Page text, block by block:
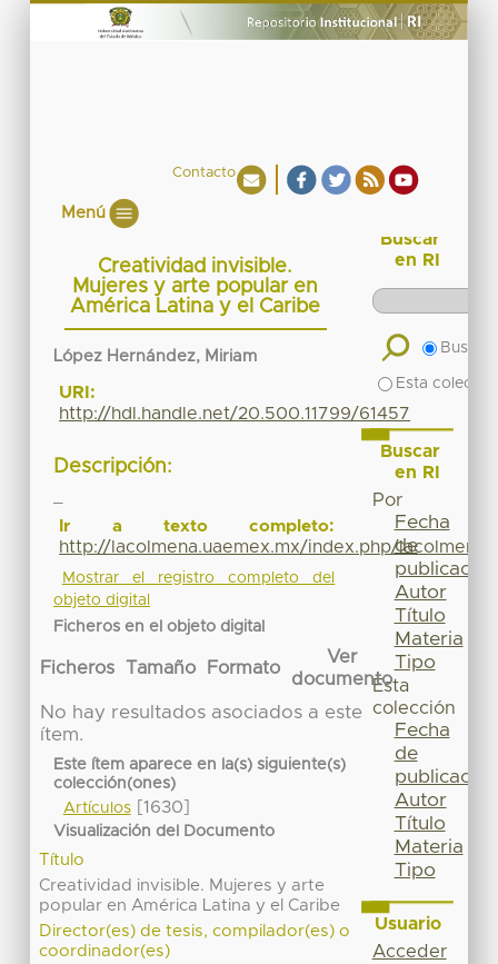
Contacto
Menú
Creatividad invisible.
Mujeres y arte popular en
América Latina y el Caribe
López Hernández, Miriam
URI:
http://hdl.handle.net/20.500.11799/61457
Descripción:
Ir a texto completo:
http://lacolmena.uaemex.mx/index.php/
Mostrar el registro completo del
objeto digital
Ficheros en el objeto digital
Ficheros Tamaño Formato
Ver
documento
No hay resultados asociados a este
ítem.
Este ítem aparece en la(s) siguiente(s)
colección(ones)
Artículos[1630]
Visualización del Documento
Título
Creatividad invisible. Mujeres y arte
popular en América Latina y el Caribe
Director(es) de tesis, compilador(es) o
coordinador(es)
Buscar
en RI
Buscar
Esta
Buscar
en RI
Por
Fecha
de
publicación
Autor
Título
Materia
Tipo
Esta
colección
Fecha
de
publicación
Autor
Título
Materia
Tipo
Usuario
Acceder